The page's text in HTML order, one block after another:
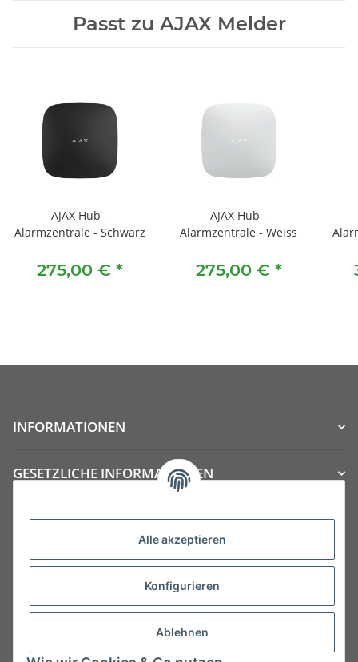
Alle akzeptieren
Konfigurieren
Ablehnen
Passt zu AJAX Melder
AJAX Hub -
Alarmzentrale - Schwarz
275,00 € *
AJAX Hub -
Alarmzentrale - Weiss
275,00 € *
INFORMATIONEN
GESETZLICHE INFORMATIONEN
Kategorien